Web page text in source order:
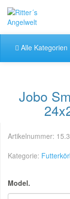
Alle Kategorien
Jobo
Artikelnummer:
Kategorie:
Model.